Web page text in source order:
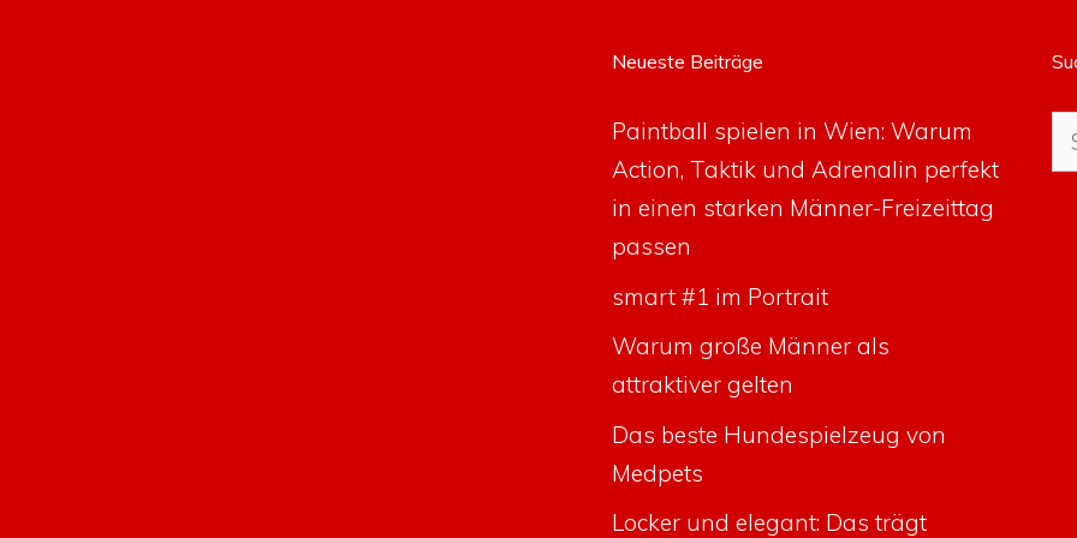
Neueste Beiträge
Paintball spielen in Wien: Warum
Action, Taktik und Adrenalin perfekt
in einen starken Männer-Freizeittag
passen
smart #1 im Portrait
Warum große Männer als
attraktiver gelten
Das beste Hundespielzeug von
Medpets
Locker und elegant: Das trägt